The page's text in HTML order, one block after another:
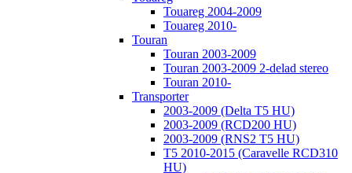
Touareg 2004-2009
Touareg 2010-
Touran
Touran 2003-2009
Touran 2003-2009 2-delad stereo
Touran 2010-
Transporter
2003-2009 (Delta T5 HU)
2003-2009 (RCD200 HU)
2003-2009 (RNS2 T5 HU)
T5 2010-2015 (Caravelle RCD310
HU)